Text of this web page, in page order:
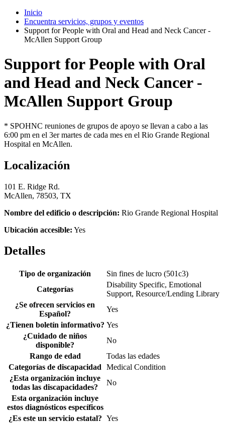
Inicio
Encuentra servicios, grupos y eventos
Support for People with Oral and Head and Neck Cancer -
McAllen Support Group
Support for People with Oral
and Head and Neck Cancer -
McAllen Support Group
* SPOHNC reuniones de grupos de apoyo se llevan a cabo a las
6:00 pm en el 3er martes de cada mes en el Rio Grande Regional
Hospital en McAllen.
Localización
101 E. Ridge Rd.
McAllen, 78503, TX
Nombre del edificio o descripción: Rio Grande Regional Hospital
Ubicación accesible: Yes
Detalles
Tipo de organización
Sin fines de lucro (501c3)
Categorías
Disability Specific, Emotional
Support, Resource/Lending Library
¿Se ofrecen servicios en
Español?
Yes
¿Tienen boletín informativo? Yes
¿Cuidado de niños
disponible?
No
Rango de edad
Todas las edades
Categorías de discapacidad
Medical Condition
¿Esta organización incluye
todas las discapacidades?
No
Esta organización incluye
estos diagnósticos específicos
¿Es este un servicio estatal? Yes